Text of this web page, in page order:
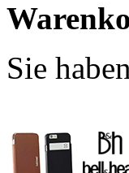
Sie